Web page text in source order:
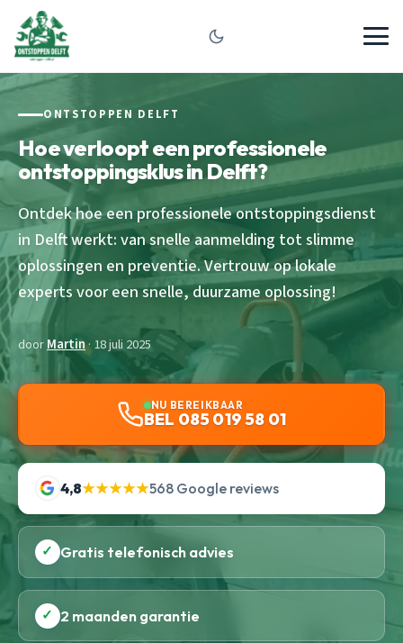
ONTSTOPPEN DELFT
Hoe verloopt een professionele
ontstoppingsklus in Delft?
Ontdek hoe een professionele ontstoppingsdienst
in Delft werkt: van snelle aanmelding tot slimme
oplossingen en preventie. Vertrouw op lokale
experts voor een snelle, duurzame oplossing!
doorMartin· 18 juli 2025
NU BEREIKBAAR
BEL 085 019 58 01
4,8★★★★★568 Google reviews
✓ Gratis telefonisch advies
✓ 2 maanden garantie